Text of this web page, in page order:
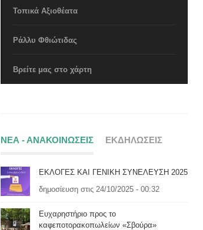
Τοπικά Αξιοθέατα
Ράλλυ Φθιώτιδας
Βρείτε μας στο χάρτη
ΝΕΑ - ΑΝΑΚΟΙΝΩΣΕΙΣ ΕΚΔΗΛΩΣΕΙΣ
ΕΚΛΟΓΕΣ ΚΑΙ ΓΕΝΙΚΗ ΣΥΝΕΛΕΥΣΗ 2025
δημοσίευση στις 24/10/2025 - 00:32
Ευχαρηστήριο προς το
καφεποτορακοπωλείων «Σβούρα»